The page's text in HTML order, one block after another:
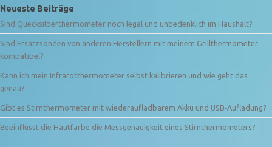
Neueste Beiträge
Sind Quecksilberthermometer noch legal und unbedenklich im Haushalt?
Sind Ersatzsonden von anderen Herstellern mit meinem Grillthermometer
kompatibel?
Kann ich mein Infrarotthermometer selbst kalibrieren und wie geht das
genau?
Gibt es Stirnthermometer mit wiederaufladbarem Akku und USB‑Aufladung?
Beeinflusst die Hautfarbe die Messgenauigkeit eines Stirnthermometers?